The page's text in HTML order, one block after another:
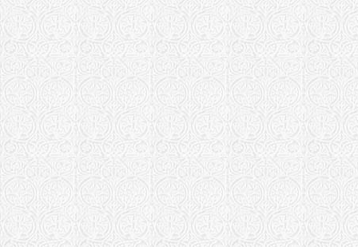
Храм в
"Всецарица"
епархия)
Храм иконы
"Всецарица"
епархия)